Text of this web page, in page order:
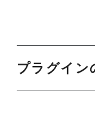
プラグイン